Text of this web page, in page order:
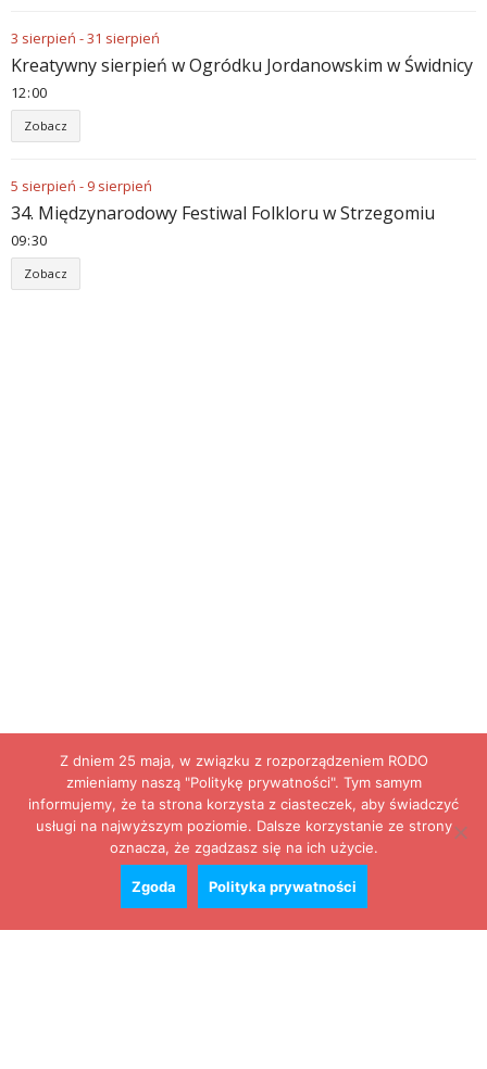
3 sierpień -31 sierpień
Kreatywny sierpień w Ogródku Jordanowskim w Świdnicy
12 00
Zobacz
5 sierpień - 9 sierpień
34. Międzynarodowy Festiwal Folkloru w Strzegomiu
09 30
Zobacz
Zobacz cały kalendarz
Z dniem 25 maja, w związku z rozporządzeniem RODO
zmieniamy naszą "Politykę prywatności". Tym samym
informujemy, że ta strona korzysta z ciasteczek, aby świadczyć
usługi na najwyższym poziomie. Dalsze korzystanie ze strony
oznacza, że zgadzasz się na ich użycie.
Zgoda Polityka prywatności